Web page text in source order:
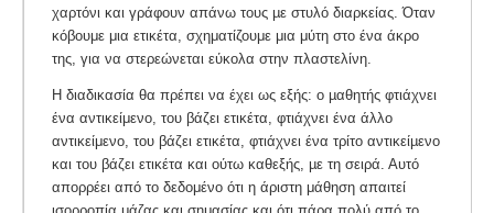
χαρτόνι και γράφουν απάνω τους µε στυλό διαρκείας. Όταν
κόβουμε μια ετικέτα, σχηματίζουμε μια μύτη στο ένα άκρο
της, για να στερεώνεται εύκολα στην πλαστελίνη.
Η διαδικασία θα πρέπει να έχει ως εξής: ο µαθητής φτιάχνει
ένα αντικείμενο, του βάζει ετικέτα, φτιάχνει ένα άλλο
αντικείμενο, του βάζει ετικέτα, φτιάχνει ένα τρίτο αντικείµενο
και του βάζει ετικέτα και ούτω καθεξής, µε τη σειρά. Αυτό
απορρέει από το δεδομένο ότι η άριστη μάθηση απαιτεί